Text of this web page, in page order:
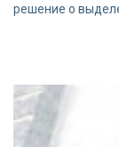
решение о